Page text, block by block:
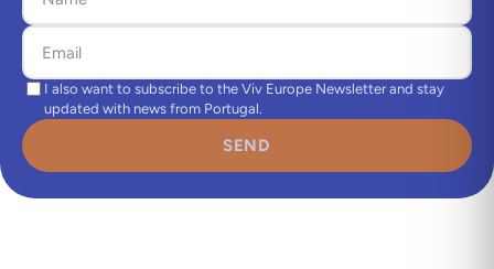
I also want to subscribe to the Viv Europe Newsletter and stay
updated with news from Portugal.
SEND